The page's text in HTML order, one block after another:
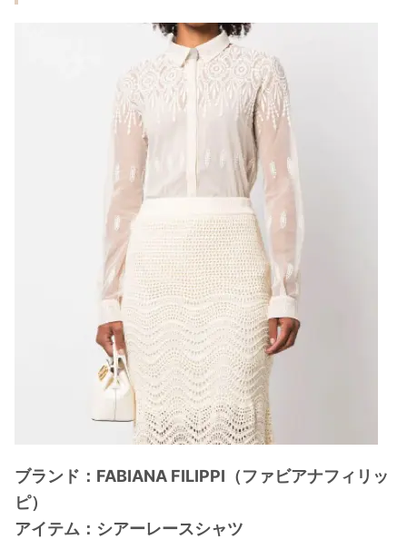
ブランド：FABIANA FILIPPI（ファビアナフィリッ
ピ）
アイテム：シアーレースシャツ